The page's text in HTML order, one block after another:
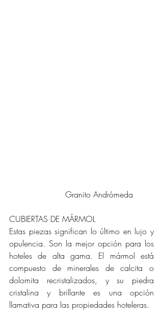
		      Granito Andrómeda
CUBIERTAS DE MÁRMOL
Estas piezas significan lo último en lujo y
opulencia. Son la mejor opción para los
hoteles de alta gama. El mármol está
compuesto de minerales de calcita o
dolomita recristalizados, y su piedra
cristalina y brillante es una opción
llamativa para las propiedades hoteleras.